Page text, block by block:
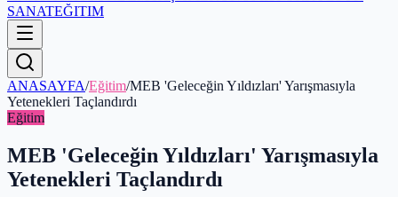
SANATEĞITIM
ANASAYFA/Eğitim/MEB 'Geleceğin Yıldızları' Yarışmasıyla
Yetenekleri Taçlandırdı
Eğitim
MEB 'Geleceğin Yıldızları' Yarışmasıyla
Yetenekleri Taçlandırdı